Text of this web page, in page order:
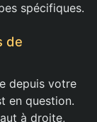
spécifiques.
de
depuis votre
en question.
à droite,